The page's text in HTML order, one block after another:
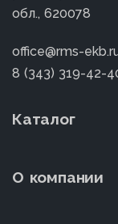
обл., 620078
office@rms-
8 (343) 319-42-
Каталог
О компании